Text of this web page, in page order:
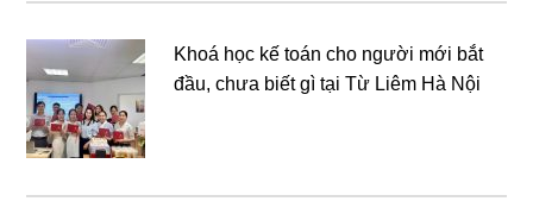
Khoá học kế toán cho người mới bắt
đầu, chưa biết gì tại Từ Liêm Hà Nội